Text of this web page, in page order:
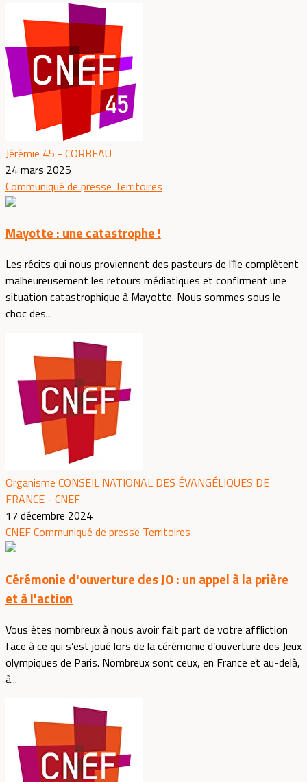
Jérémie 45 - CORBEAU
24 mars 2025
Communiqué de presse Territoires
Mayotte : une catastrophe !
Les récits qui nous proviennent des pasteurs de l'île complètent
malheureusement les retours médiatiques et confirment une
situation catastrophique à Mayotte. Nous sommes sous le
choc des...
Organisme CONSEIL NATIONAL DES ÉVANGÉLIQUES DE
FRANCE - CNEF
17 décembre 2024
CNEFCommuniqué de presse Territoires
Cérémonie d'ouverture des JO : un appel à la prière
et à l'action
Vous êtes nombreux à nous avoir fait part de votre affliction
face à ce qui s’est joué lors de la cérémonie d’ouverture des Jeux
olympiques de Paris. Nombreux sont ceux, en France et au-delà,
à...